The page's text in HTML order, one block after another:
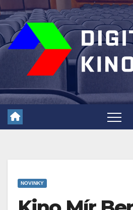
Skip
to
content
NOVINKY